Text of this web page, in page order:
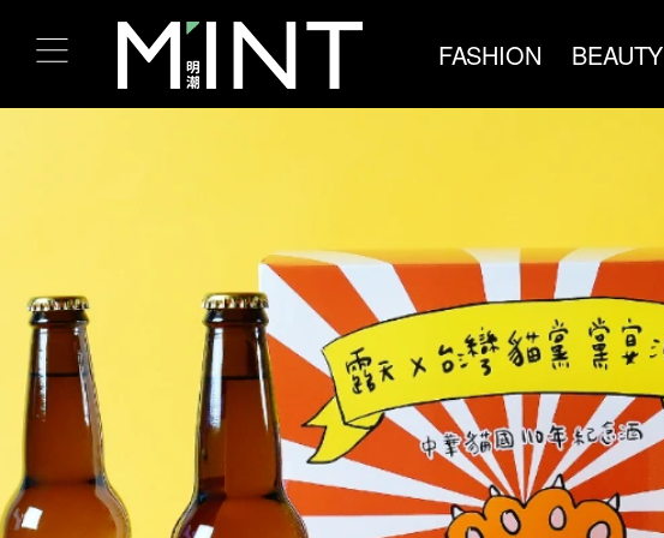
FASHION BEAUTY